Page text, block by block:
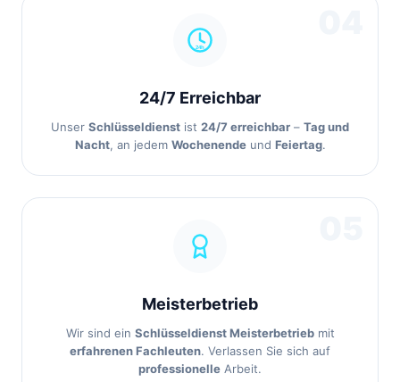
24/7 Erreichbar
Unser Schlüsseldienst ist 24/7 erreichbar – Tag und
Nacht, an jedem Wochenendeund Feiertag.
Meisterbetrieb
Wir sind ein Schlüsseldienst Meisterbetriebmit
erfahrenen Fachleuten. Verlassen Sie sich auf
professionelle Arbeit.